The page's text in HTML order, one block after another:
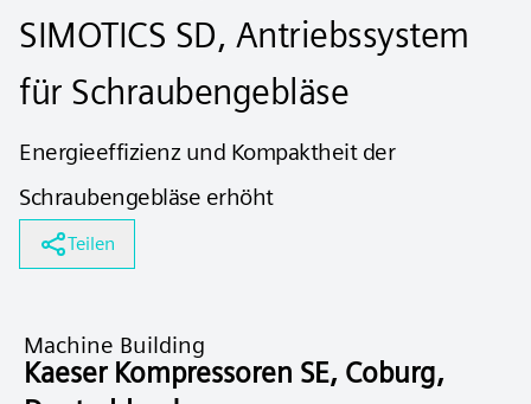
SIMOTICS SD, Antriebssystem
für Schraubengebläse
Energieeffizienz und Kompaktheit der
Schraubengebläse erhöht
Teilen
Machine Building
Kaeser Kompressoren SE, Coburg,